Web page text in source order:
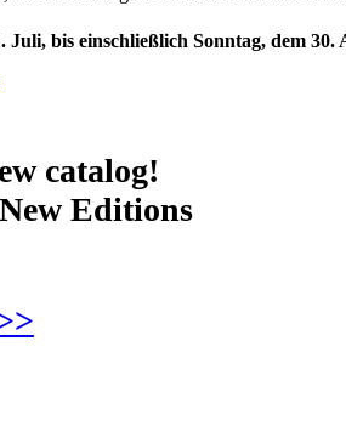
Juli, bis einschließlich Sonntag, dem
catalog!
Editions